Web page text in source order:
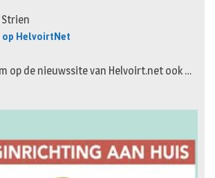
HelvoirtNet
op de nieuwssite van Helvoirt.net ook …